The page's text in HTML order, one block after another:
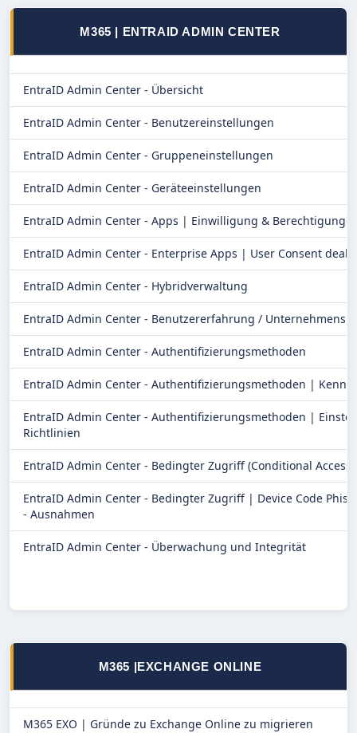
M365 | ENTRAID ADMIN CENTER
EntraID Admin Center - Übersicht
EntraID Admin Center - Benutzereinstellungen
EntraID Admin Center - Gruppeneinstellungen
EntraID Admin Center - Geräteeinstellungen
EntraID Admin Center - Apps | Einwilligung &
EntraID Admin Center - Enterprise Apps | User Consent
EntraID Admin Center - Hybridverwaltung
EntraID Admin Center - Benutzererfahrung /
EntraID Admin Center - Authentifizierungsmethoden
EntraID Admin Center - Authentifizierungsmethoden |
EntraID Admin Center - Authentifizierungsmethoden |
Richtlinien
EntraID Admin Center - Bedingter Zugriff (Conditional Access)
EntraID Admin Center - Bedingter Zugriff | Device Code
- Ausnahmen
EntraID Admin Center - Überwachung und Integrität
M365 |EXCHANGE ONLINE
M365 EXO | Gründe zu Exchange Online zu migrieren